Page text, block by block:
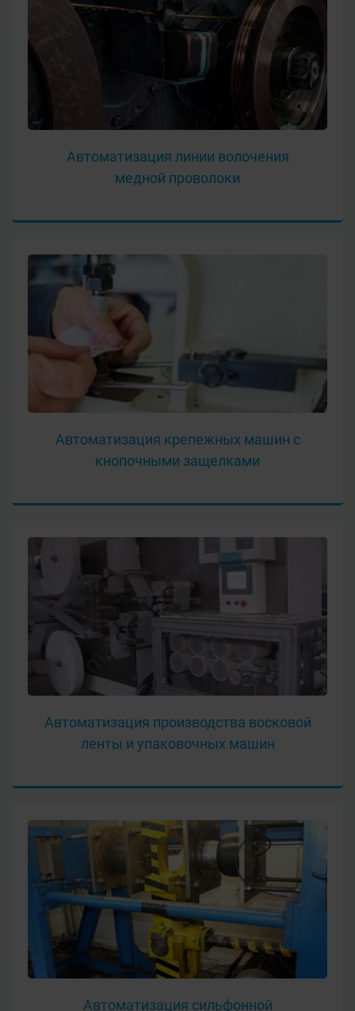
Автоматизация линии волочения
медной проволоки
Автоматизация крепежных машин с
кнопочными защелками
Автоматизация производства восковой
ленты и упаковочных машин
Автоматизация сильфонной